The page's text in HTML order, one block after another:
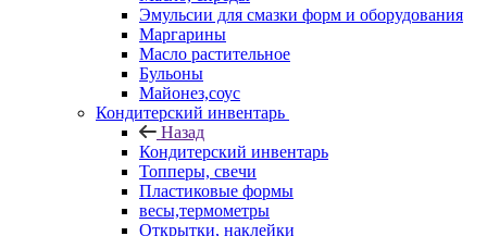
Эмульсии для смазки форм и оборудования
Маргарины
Масло растительное
Бульоны
Майонез,соус
Кондитерский инвентарь
Назад
Кондитерский инвентарь
Топперы, свечи
Пластиковые формы
весы,термометры
Открытки, наклейки